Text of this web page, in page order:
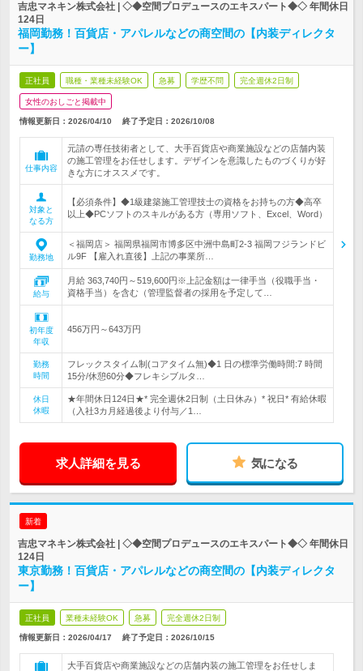
吉忠マネキン株式会社 | ◇◆空間プロデュースのエキスパート◆◇ 年間休日
124日
福岡勤務！百貨店・アパレルなどの商空間の【内装ディレクタ
ー】
正社員 職種・業種未経験OK 急募 学歴不問 完全週休2日制
女性のおしごと掲載中
情報更新日：2026/04/10 終了予定日： 2026/10/08
仕事内容
元請の専任技術者として、大手百貨店や商業施設などの店舗内装
の施工管理をお任せします。デザインを意識したものづくりが好
きな方にオススメです。
対象と
なる方
【必須条件】◆1級建築施工管理技士の資格をお持ちの方◆高卒
以上◆PCソフトのスキルがある方（専用ソフト、Excel、Word）
勤務地
＜福岡店＞ 福岡県福岡市博多区中洲中島町2-3 福岡フジランドビ
ル9F 【雇入れ直後】上記の事業所…
給与
月給 363,740円～519,600円※上記金額は一律手当（役職手当・
資格手当）を含む（管理監督者の採用を予定して…
初年度
年収
456万円～643万円
勤務
時間
フレックスタイム制(コアタイム無)◆1 日の標準労働時間:7 時間
15分/休憩60分◆フレキシブルタ…
休日
休暇
★年間休日124日★* 完全週休2日制（土日休み）* 祝日* 有給休暇
（入社3カ月経過後より付与／1…
求人詳細を見る 気になる
新着
吉忠マネキン株式会社 | ◇◆空間プロデュースのエキスパート◆◇ 年間休日
124日
東京勤務！百貨店・アパレルなどの商空間の【内装ディレクタ
ー】
正社員 業種未経験OK 急募 完全週休2日制
情報更新日：2026/04/17 終了予定日： 2026/10/15
大手百貨店や商業施設などの店舗内装の施工管理をお任せしま